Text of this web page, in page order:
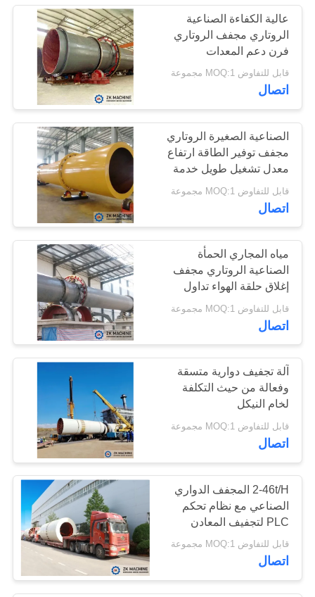
عالية الكفاءة الصناعية
الروتاري مجفف الروتاري
فرن دعم المعدات
قابل للتفاوض MOQ:1 مجموعة
اتصال
الصناعية الصغيرة الروتاري
مجفف توفير الطاقة ارتفاع
معدل تشغيل طويل خدمة
الحياة
قابل للتفاوض MOQ:1 مجموعة
اتصال
مياه المجاري الحمأة
الصناعية الروتاري مجفف
إغلاق حلقة الهواء تداول
عالية الإنتاجية
قابل للتفاوض MOQ:1 مجموعة
اتصال
آلة تجفيف دوارية متسقة
وفعالة من حيث التكلفة
لخام النيكل
قابل للتفاوض MOQ:1 مجموعة
اتصال
2-46t/H المجفف الدواري
الصناعي مع نظام تحكم
PLC لتجفيف المعادن
قابل للتفاوض MOQ:1 مجموعة
اتصال